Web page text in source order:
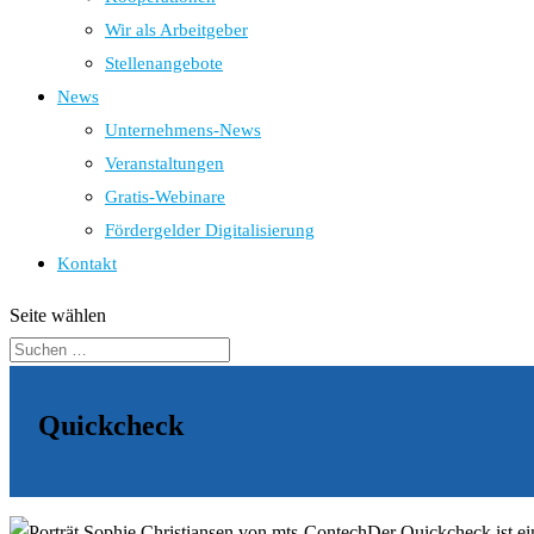
Wir als Arbeitgeber
Stellenangebote
News
Unternehmens-News
Veranstaltungen
Gratis-Webinare
Fördergelder Digitalisierung
Kontakt
Seite wählen
Quickcheck